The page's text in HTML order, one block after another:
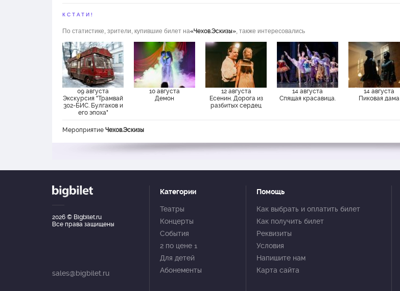
Алина
Малкова
Мария
Марченко
Георгий
Роганов
Владимир
Ксения
КСТАТИ!
По статистике, зрители, купившие билет на«Чехов.Эскизы», также интересовались
09 августа
Экскурсия "Трамвай
302-БИС. Булгаков и
его эпоха"
10 августа
Демон
12 августа
Есенин. Дорога из
разбитых сердец
14 августа
Спящая красавица.
14 августа
Пиковая дама
Мероприятие Чехов.Эскизы
2026 © Bigbilet.ru
Все права защищены
sales@bigbilet.ru
Категории
Театры
Концерты
События
2 по цене 1
Для детей
Абонементы
Помощь
Как выбрать и оплатить билет
Как получить билет
Реквизиты
Условия
Напишите нам
Карта сайта